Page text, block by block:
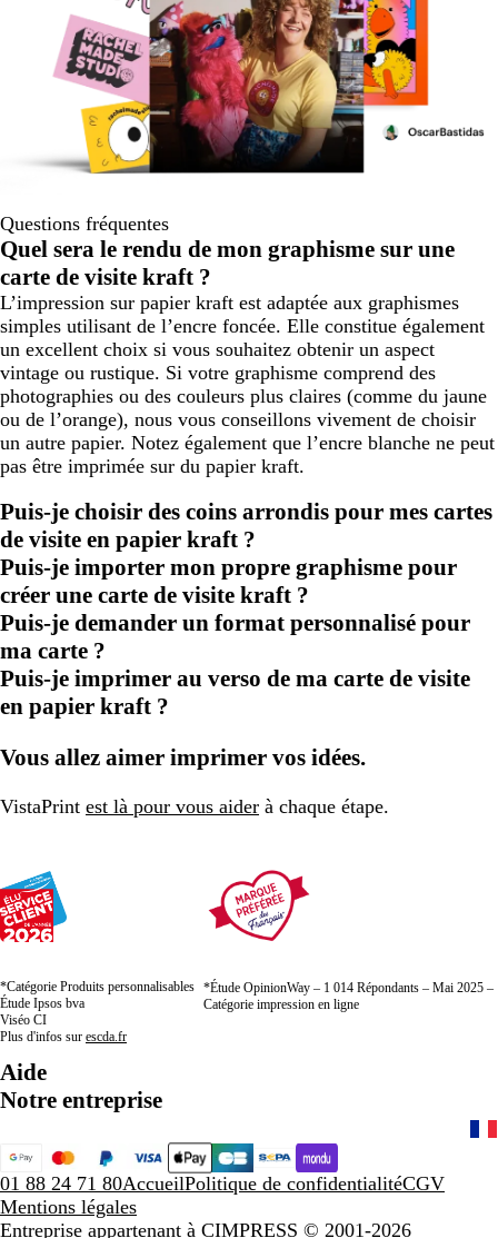
Questions fréquentes
Quel sera le rendu de mon graphisme sur une
carte de visite kraft ?
L’impression sur papier kraft est adaptée aux graphismes
simples utilisant de l’encre foncée. Elle constitue également
un excellent choix si vous souhaitez obtenir un aspect
vintage ou rustique. Si votre graphisme comprend des
photographies ou des couleurs plus claires (comme du jaune
ou de l’orange), nous vous conseillons vivement de choisir
un autre papier. Notez également que l’encre blanche ne peut
pas être imprimée sur du papier kraft.
Puis-je choisir des coins arrondis pour mes cartes
de visite en papier kraft ?
Puis-je importer mon propre graphisme pour
créer une carte de visite kraft ?
Puis-je demander un format personnalisé pour
ma carte ?
Puis-je imprimer au verso de ma carte de visite
en papier kraft ?
Vous allez aimer imprimer vos idées.
VistaPrint est là pour vous aider à chaque étape.
*Catégorie Produits personnalisables
Étude Ipsos bva
Viséo CI
Plus d'infos sur escda.fr
*Étude OpinionWay – 1 014 Répondants – Mai 2025 –
Catégorie impression en ligne
Aide
Notre entreprise
01 88 24 71 80AccueilPolitique de confidentialitéCGV
Mentions légales
Entreprise appartenant à CIMPRESS © 2001-2026